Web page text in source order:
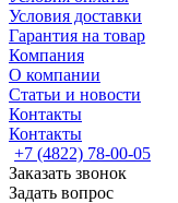
Условия доставки
Гарантия на товар
Компания
О компании
Статьи и новости
Контакты
Контакты
+7 (4822) 78-00-05
Заказать звонок
Задать вопрос